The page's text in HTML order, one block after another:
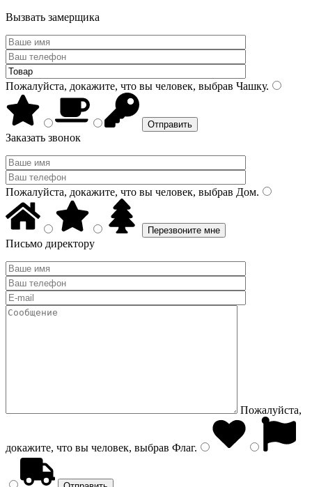
Вызвать замерщика
Пожалуйста, докажите, что вы человек, выбрав Чашку.
Заказать звонок
Пожалуйста, докажите, что вы человек, выбрав Дом.
Письмо директору
Пожалуйста,
докажите, что вы человек, выбрав Флаг.